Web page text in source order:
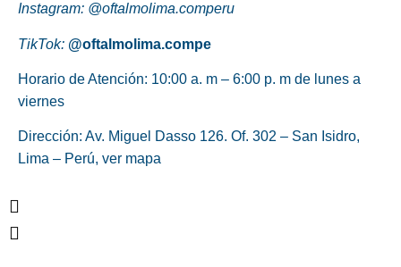
Instagram: @oftalmolima.comperu
TikTok: @oftalmolima.compe
Horario de Atención: 10:00 a. m – 6:00 p. m de lunes a
viernes
Dirección: Av. Miguel Dasso 126. Of. 302 – San Isidro,
Lima – Perú, ver mapa